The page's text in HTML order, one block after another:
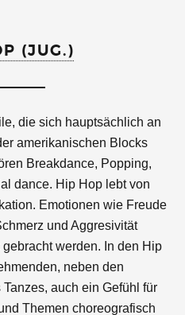
(JUG.)
die sich hauptsächlich an
amerikanischen Blocks
Breakdance, Popping,
dance. Hip Hop lebt von
Emotionen wie Freude
und Aggresivität
werden. In den Hip
neben den
auch ein Gefühl für
Themen choreografisch